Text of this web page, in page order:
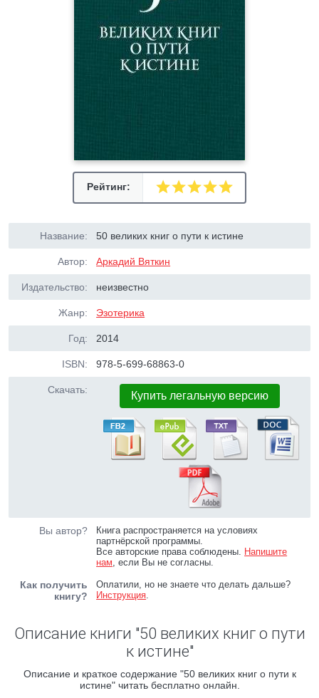
Рейтинг:
Название: 50 великих книг о пути к истине
Автор: Аркадий Вяткин
Издательство: неизвестно
Жанр: Эзотерика
Год: 2014
ISBN: 978-5-699-68863-0
Скачать: Купить легальную версию
Вы автор?
Книга распространяется на условиях
партнёрской программы.
Все авторские права соблюдены. Напишите
нам, если Вы не согласны.
Как получить
книгу?
Оплатили, но не знаете что делать дальше?
Инструкция.
Описание книги "50 великих книг о пути
к истине"
Описание и краткое содержание "50 великих книг о пути к
истине" читать бесплатно онлайн.